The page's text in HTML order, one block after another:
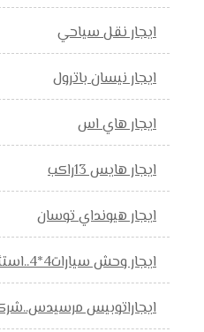
ايجار نقل سياحي
ايجار نيسان باترول
ايجار هاي اس
ايجار هايس 13راكب
ايجار هيونداي توسان
ايجار وحش سيارات4*4..استئجار رنج روفر
ايجاراتوبيس